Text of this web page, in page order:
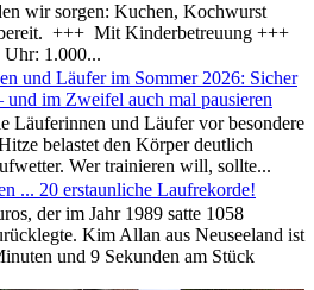
wir sorgen: Kuchen, Kochwurst
+++ Mit Kinderbetreuung +++
Uhr: 1.000...
und Läufer im Sommer 2026: Sicher
im Zweifel auch mal pausieren
Läuferinnen und Läufer vor besondere
belastet den Körper deutlich
Wer trainieren will, sollte...
... 20 erstaunliche Laufrekorde!
der im Jahr 1989 satte 1058
Kim Allan aus Neuseeland ist
und 9 Sekunden am Stück